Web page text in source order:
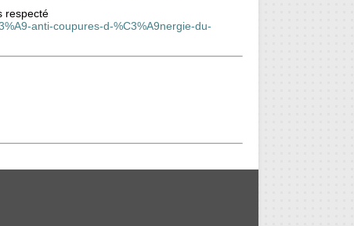
respecté
anti-coupures-d-%C3%A9nergie-du-